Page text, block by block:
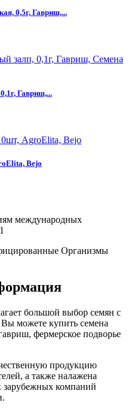
0,5г, Гавриш,...
Гавриш,...
Bejo
международных
Организмы
большой выбор семян с
можете купить семена
фермерское подворье
продукцию
а также налажена
зарубежных компаний